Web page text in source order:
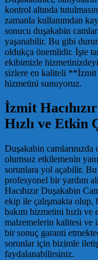
kontrol altında
zamanla kullanımdan
sonucu duşakabin
yaşanabilir. Bu gibi
oldukça önemlidir. İşte
ekibimizle
sizlere en kaliteli **İzmit
hizmetini sunuyoruz.
İzmit
Hızlı ve Etkin
Duşakabin
olumsuz etkilemenin yanı
sorunlara yol açabilir. Bu
profesyonel bir yardım
Hacıhızır Duşakabin
ekip ile çalışmakta
bakım hizmetini hızlı
malzemelerin kalitesi
bir sonuç garanti
sorunlar için bizimle
faydalanabilirsiniz.